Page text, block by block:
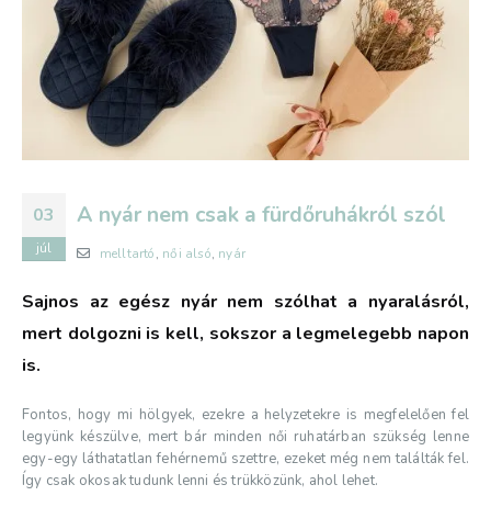
03
júl
A nyár nem csak a fürdőruhákról szól
melltartó, női alsó, nyár
Sajnos az egész nyár nem szólhat a nyaralásról,
mert dolgozni is kell, sokszor a legmelegebb napon
is.
Fontos, hogy mi hölgyek, ezekre a helyzetekre is megfelelően fel
legyünk készülve, mert bár minden női ruhatárban szükség lenne
egy-egy láthatatlan fehérnemű szettre, ezeket még nem találták fel.
Így csak okosak tudunk lenni és trükközünk, ahol lehet.